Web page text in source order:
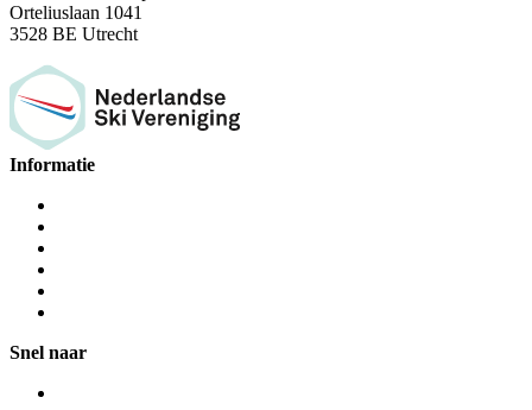
Orteliuslaan 1041
3528 BE Utrecht
Informatie
Snel naar